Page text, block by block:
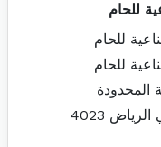
للحام
للحام
للحام
المحدودة
نهج الهادي خفشة حي الرياض 4023